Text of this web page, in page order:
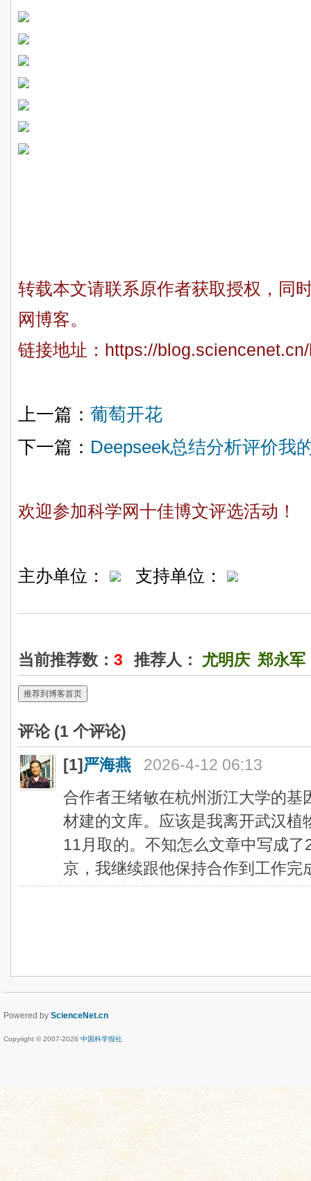
转载本文请联系原作者获取授权，同
网博客。
链接地址： https://
上一篇： 葡萄开花
下一篇： Deepseek总结分析评价我
欢迎参加科学网十佳博文评选活动！
主办单位： 支持单位：
当前推荐数： 3 推荐人： 尤明庆 郑永军
推荐到博客首页
评论 (1 个评论)
[1]严海燕
2026-4-12 06:13
合作者王绪敏在杭州浙江大学的
材建的文库。应该是我离开武汉
11月取的。不知怎么文章中写成
京，我继续跟他保持合作到工作完
Powered by ScienceNet.cn
Copyright © 2007-2026 中国科学报社